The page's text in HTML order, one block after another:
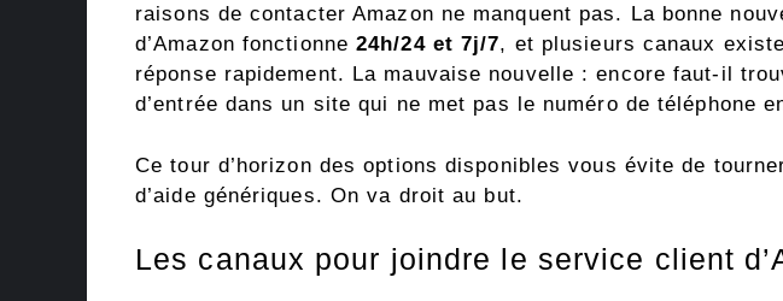
raisons de contacter Amazon ne manquent pas. La bonne
d’Amazon fonctionne24h/24 et 7j/7, et plusieurs canaux
réponse rapidement. La mauvaise nouvelle : encore faut-il
d’entrée dans un site qui ne met pas le numéro de téléphone
Ce tour d’horizon des options disponibles vous évite de
d’aide génériques. On va droit au but.
Les canaux pour joindre le service client